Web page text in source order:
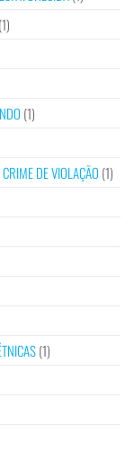
(1)
(1)
DE VIOLAÇÃO (1)
(1)